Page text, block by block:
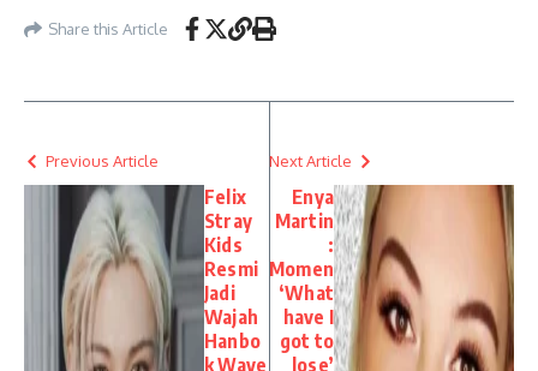
Share this Article
Previous Article
Felix
Stray
Kids
Resmi
Jadi
Wajah
Hanbo
k Wave
Next Article
Enya
Martin
:
Momen
‘What
have I
got to
lose’